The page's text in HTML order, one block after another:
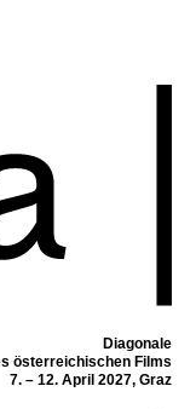
Diagonale
österreichischen Films
7. – 12. April 2027, Graz